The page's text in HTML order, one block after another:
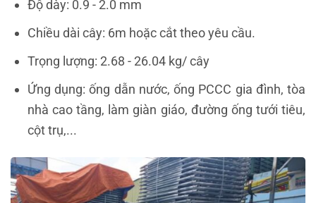
Độ dày: 0.9 - 2.0 mm
Chiều dài cây: 6m hoặc cắt theo yêu cầu.
Trọng lượng: 2.68 - 26.04 kg/ cây
Ứng dụng: ống dẫn nước, ống PCCC gia đình, tòa
nhà cao tầng, làm giàn giáo, đường ống tưới tiêu,
cột trụ,...